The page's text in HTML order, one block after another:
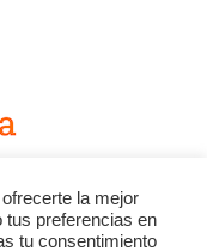
la mejor
tus preferencias en
tu consentimiento